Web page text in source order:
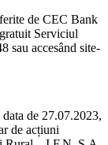
de CEC Bank
Serviciul
sau accesând site-
de 27.07.2023,
de acțiuni